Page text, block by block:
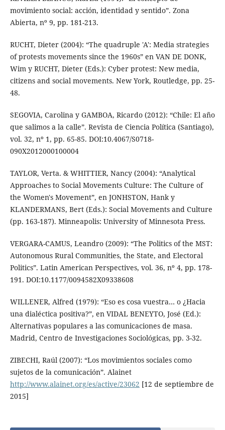
movimiento social: acción, identidad y sentido”. Zona
Abierta, nº 9, pp. 181-213.
RUCHT, Dieter (2004): “The quadruple 'A': Media strategies
of protests movements since the 1960s” en VAN DE DONK,
Wim y RUCHT, Dieter (Eds.): Cyber protest: New media,
citizens and social movements. New York, Routledge, pp. 25-
48.
SEGOVIA, Carolina y GAMBOA, Ricardo (2012): “Chile: El año
que salimos a la calle”. Revista de Ciencia Política (Santiago),
vol. 32, nº 1, pp. 65-85. DOI:10.4067/S0718-
090X2012000100004
TAYLOR, Verta. & WHITTIER, Nancy (2004): “Analytical
Approaches to Social Movements Culture: The Culture of
the Women's Movement”, en JONHSTON, Hank y
KLANDERMANS, Bert (Eds.): Social Movements and Culture
(pp. 163-187). Minneapolis: University of Minnesota Press.
VERGARA-CAMUS, Leandro (2009): “The Politics of the MST:
Autonomous Rural Communities, the State, and Electoral
Politics”. Latin American Perspectives, vol. 36, nº 4, pp. 178-
191. DOI:10.1177/0094582X09338608
WILLENER, Alfred (1979): “Eso es cosa vuestra… o ¿Hacia
una dialéctica positiva?”, en VIDAL BENEYTO, José (Ed.):
Alternativas populares a las comunicaciones de masa.
Madrid, Centro de Investigaciones Sociológicas, pp. 3-32.
ZIBECHI, Raúl (2007): “Los movimientos sociales como
sujetos de la comunicación”. Alainet
http://www.alainet.org/es/active/23062 [12 de septiembre de
2015]